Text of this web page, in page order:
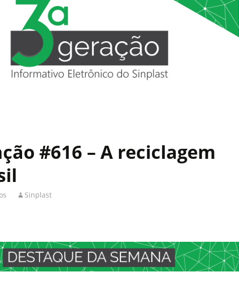
#616 – A reciclagem
Sinplast